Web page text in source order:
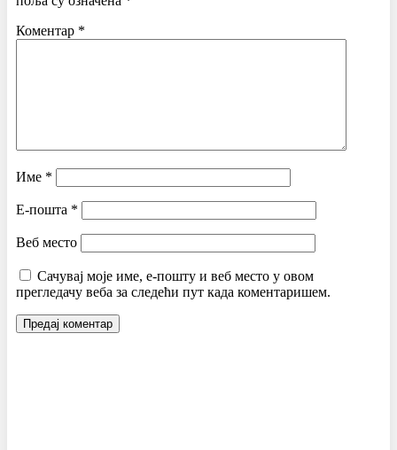
Коментар *
Име *
Е-пошта *
Веб место
Сачувај моје име, е-пошту и веб место у овом
прегледачу веба за следећи пут када коментаришем.